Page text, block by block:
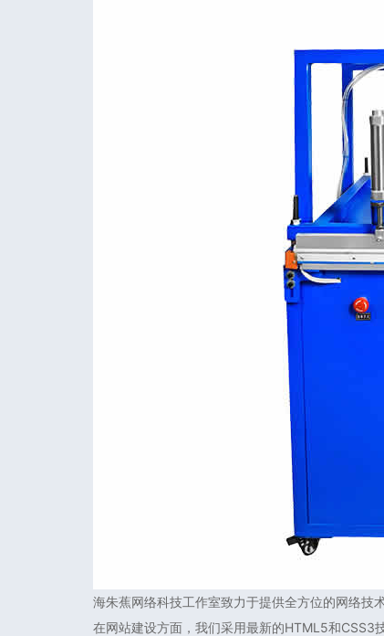
海朱蕉网络科技工作室致力于提供全方位的网络技
在网站建设方面，我们采用最新的HTML5和CSS3